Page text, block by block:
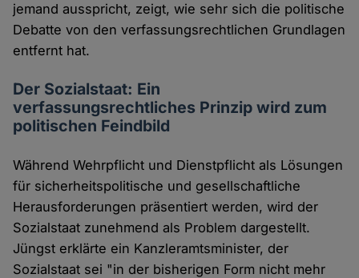
jemand ausspricht, zeigt, wie sehr sich die politische
Debatte von den verfassungsrechtlichen Grundlagen
entfernt hat.
Der Sozialstaat: Ein
verfassungsrechtliches Prinzip wird zum
politischen Feindbild
Während Wehrpflicht und Dienstpflicht als Lösungen
für sicherheitspolitische und gesellschaftliche
Herausforderungen präsentiert werden, wird der
Sozialstaat zunehmend als Problem dargestellt.
Jüngst erklärte ein Kanzleramtsminister, der
Sozialstaat sei "in der bisherigen Form nicht mehr